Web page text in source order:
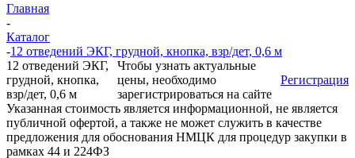
Главная
-
Каталог
-12 отведений ЭКГ, грудной, кнопка, взр/дет, 0,6 м
12 отведений ЭКГ,
грудной, кнопка,
взр/дет, 0,6 м
Чтобы узнать актуальные
цены, необходимо
зарегистрироваться на сайте
Регистрация
Указанная стоимость является информационной, не является
публичной офертой, а также не может служить в качестве
предложения для обоснования НМЦК для процедур закупки в
рамках 44 и 224ФЗ